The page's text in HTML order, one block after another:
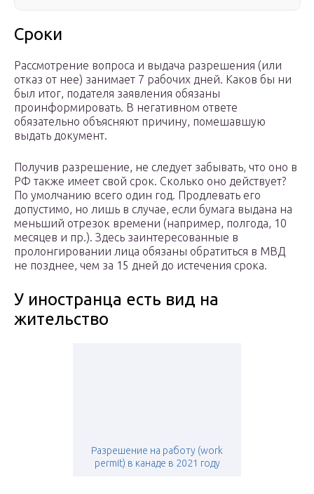
Сроки
Рассмотрение вопроса и выдача разрешения (или
отказ от нее) занимает 7 рабочих дней. Каков бы ни
был итог, подателя заявления обязаны
проинформировать. В негативном ответе
обязательно объясняют причину, помешавшую
выдать документ.
Получив разрешение, не следует забывать, что оно в
РФ также имеет свой срок. Сколько оно действует?
По умолчанию всего один год. Продлевать его
допустимо, но лишь в случае, если бумага выдана на
меньший отрезок времени (например, полгода, 10
месяцев и пр.). Здесь заинтересованные в
пролонгировании лица обязаны обратиться в МВД
не позднее, чем за 15 дней до истечения срока.
У иностранца есть вид на
жительство
Разрешение на работу (work
permit) в канаде в 2021 году